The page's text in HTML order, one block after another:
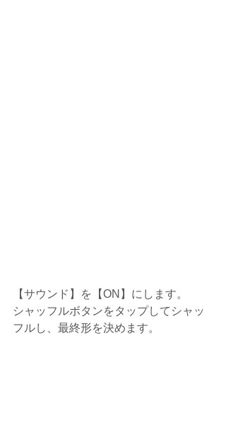
【サウンド】を【ON】にします。
シャッフルボタンをタップしてシャッ
フルし、最終形を決めます。